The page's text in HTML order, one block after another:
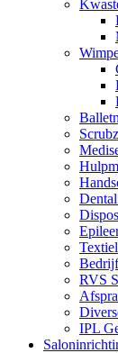
Textiel
RVS
IPL